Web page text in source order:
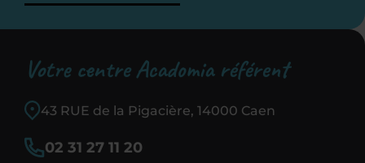
Votre centre Acadomia référent
43 RUE de la Pigacière, 14000 Caen
02 31 27 11 20